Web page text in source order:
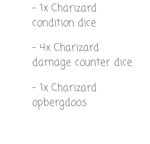
- 1x Charizard
condition dice
- 4x Charizard
damage counter dice
- 1x Charizard
opbergdoos